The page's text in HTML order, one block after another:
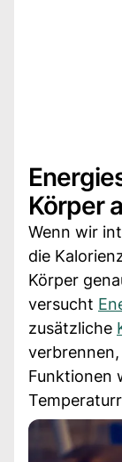
Körper
Wenn wir
die
Körper
versucht
zusätzliche
Funktionen